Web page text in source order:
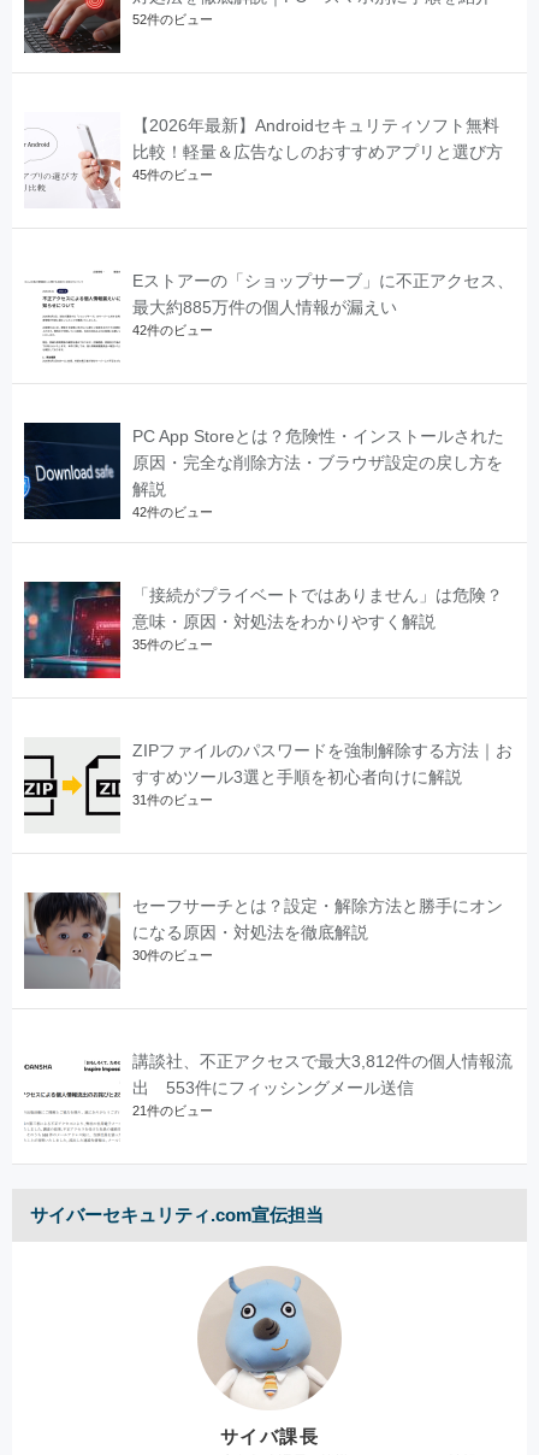
52件のビュー
【2026年最新】Androidセキュリティソフト無料
比較！軽量＆広告なしのおすすめアプリと選び方
45件のビュー
Eストアーの「ショップサーブ」に不正アクセス、
最大約885万件の個人情報が漏えい
42件のビュー
PC App Storeとは？危険性・インストールされた
原因・完全な削除方法・ブラウザ設定の戻し方を
解説
42件のビュー
「接続がプライベートではありません」は危険？
意味・原因・対処法をわかりやすく解説
35件のビュー
ZIPファイルのパスワードを強制解除する方法｜お
すすめツール3選と手順を初心者向けに解説
31件のビュー
セーフサーチとは？設定・解除方法と勝手にオン
になる原因・対処法を徹底解説
30件のビュー
講談社、不正アクセスで最大3,812件の個人情報流
出 553件にフィッシングメール送信
21件のビュー
サイバーセキュリティ.com宣伝担当
サイバ課長